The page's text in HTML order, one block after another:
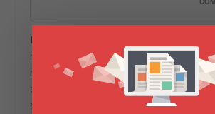
Por último,
nueva legislación; protege de forma
menores de edad. En este sentido, a
años; el usuario ya puede mostrar su
el tratamiento de los datos.